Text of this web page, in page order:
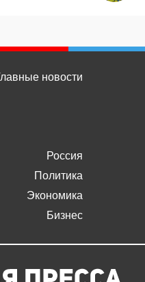
новости
Россия
Политика
Экономика
Бизнес